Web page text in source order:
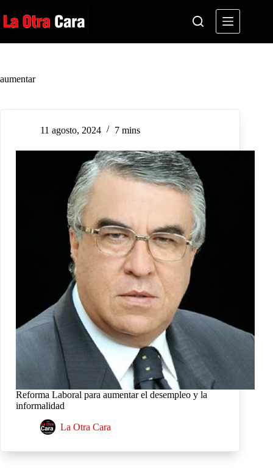
al
contenido
aumentar
11 agosto, 2024 7 mins
Reforma Laboral para aumentar el desempleo y la
informalidad
La Otra Cara